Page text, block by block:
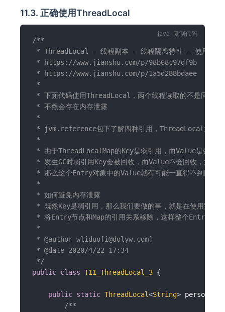
11.3. 正确使用ThreadLocal
/**
* ThreadLocal - 线程副本 - 线程隔离特性 - 使用
* https://www.jianshu.com/p/98b68c97df9b
* https://www.jianshu.com/p/1a5d288bdaee
*
* 下面代码使用ThreadLocal，两个线程读取的不是同一
* 不然会存在内存泄露
*
* jvm.reference包下了解四种引用，ThreadLocal为何内
*
* 由于ThreadLocalMap的Key是弱引用，而Value是强引
* 发生GC时弱引用Key会被回收，而Value不会回收，如果
* 那么这个Entry对象中的Value就有可能一直得不到回收
*
* 如何避免内存泄露
* 既然Key是弱引用，那么我们要做的事，就是在使用完
* 将Entry节点和Map的引用关系移除，这样整个Entry对象
*
* @author wliduo[i@dolyw.com]
* @date 2020/4/22 17:34
*/
public class T11_ThreadLocal_3 {
public static ThreadLocal<String>
/**
复制代码